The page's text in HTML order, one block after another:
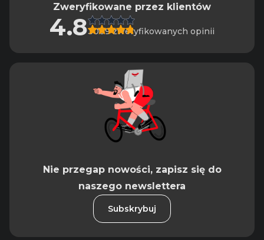
Zweryfikowane przez klientów
4.83009 zweryfikowanych opinii
Nie przegap nowości, zapisz się do
naszego newslettera
Subskrybuj